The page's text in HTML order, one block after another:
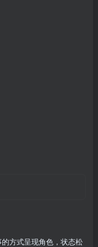
方式呈现角色，状态松